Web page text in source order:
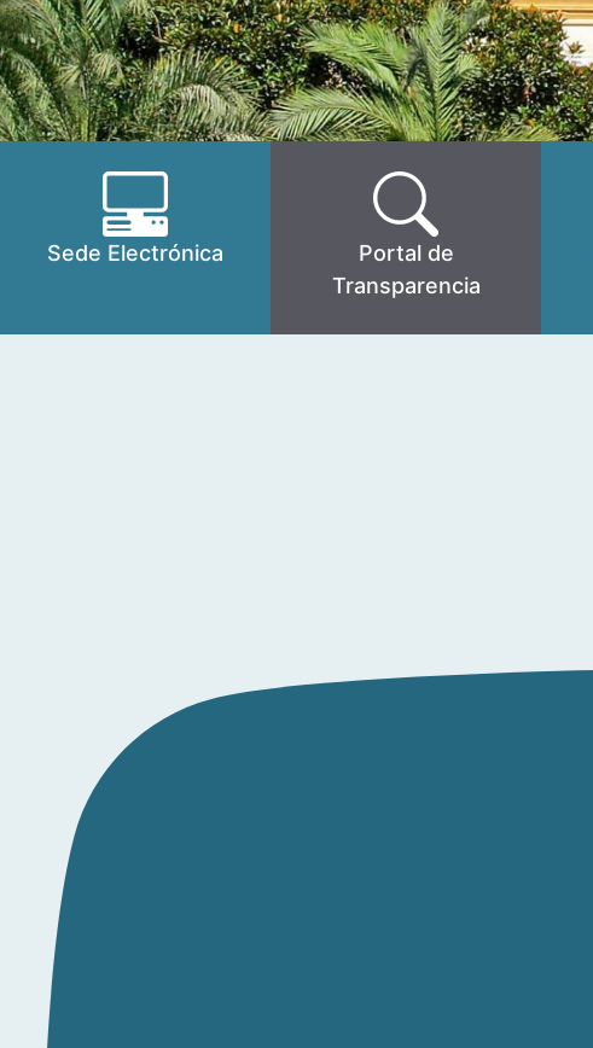
Sede Electrónica
Portal de
Transparencia